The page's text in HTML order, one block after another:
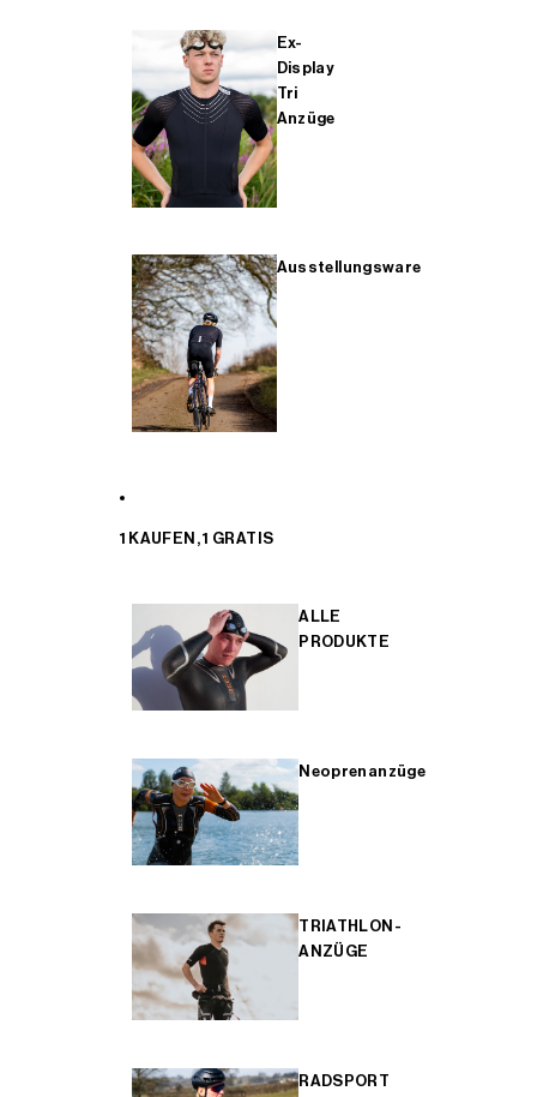
Ex-
Display
Tri
Anzüge
Ausstellungsware
1 KAUFEN, 1 GRATIS
ALLE
PRODUKTE
Neoprenanzüge
TRIATHLON-
ANZÜGE
RADSPORT